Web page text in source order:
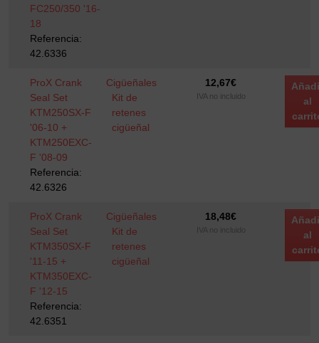
FC250/350 '16-
18
Referencia:
42.6336
ProX Crank
Seal Set
KTM250SX-F
'06-10 +
KTM250EXC-
F '08-09
Referencia:
42.6326
Cigüeñales
Kit de
retenes
cigüeñal
12,67€
IVA no incluido
al
ProX Crank
Seal Set
KTM350SX-F
'11-15 +
KTM350EXC-
F '12-15
Referencia:
42.6351
Cigüeñales
Kit de
retenes
cigüeñal
18,48€
IVA no incluido
al